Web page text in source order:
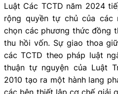
Luật Các TCTD năm 2024
rộng quyền tự chủ của các
chọn các phương thức đồng
thu hồi vốn. Sự giao thoa
các TCTD theo pháp luật
thuận tự nguyện của Luật
2010 tạo ra một hành lang
các bên thiết lập cơ chế giải